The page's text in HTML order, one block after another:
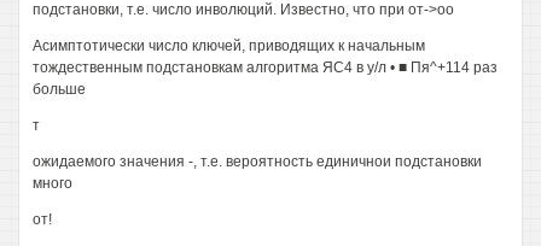
подстановки, т.е. число инволюций. Известно, что при от->оо
Асимптотически число ключей, приводящих к начальным
тождественным подстановкам алгоритма ЯС4 в у/л • ■ Пя^+114 раз
больше
т
ожидаемого значения -, т.е. вероятность единичнои подстановки
много
от!